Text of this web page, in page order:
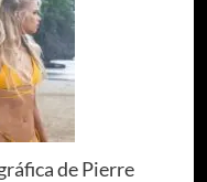
de Pierre